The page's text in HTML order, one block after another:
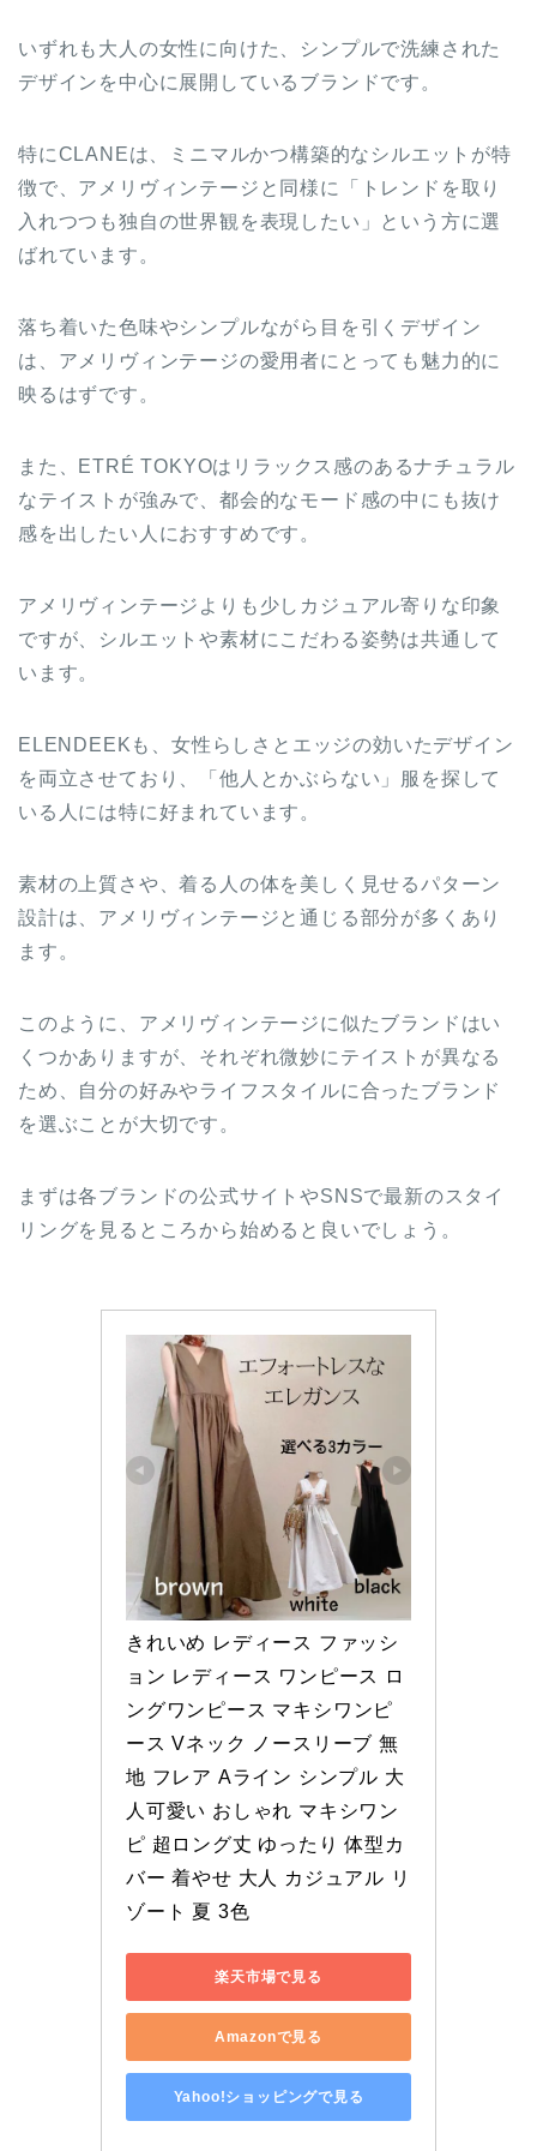
いずれも大人の女性に向けた、シンプルで洗練された
デザインを中心に展開しているブランドです。
特にCLANEは、ミニマルかつ構築的なシルエットが特
徴で、アメリヴィンテージと同様に「トレンドを取り
入れつつも独自の世界観を表現したい」という方に選
ばれています。
落ち着いた色味やシンプルながら目を引くデザイン
は、アメリヴィンテージの愛用者にとっても魅力的に
映るはずです。
また、ETRÉ TOKYOはリラックス感のあるナチュラル
なテイストが強みで、都会的なモード感の中にも抜け
感を出したい人におすすめです。
アメリヴィンテージよりも少しカジュアル寄りな印象
ですが、シルエットや素材にこだわる姿勢は共通して
います。
ELENDEEKも、女性らしさとエッジの効いたデザイン
を両立させており、「他人とかぶらない」服を探して
いる人には特に好まれています。
素材の上質さや、着る人の体を美しく見せるパターン
設計は、アメリヴィンテージと通じる部分が多くあり
ます。
このように、アメリヴィンテージに似たブランドはい
くつかありますが、それぞれ微妙にテイストが異なる
ため、自分の好みやライフスタイルに合ったブランド
を選ぶことが大切です。
まずは各ブランドの公式サイトやSNSで最新のスタイ
リングを見るところから始めると良いでしょう。
きれいめ レディース ファッシ
ョン レディース ワンピース ロ
ングワンピース マキシワンピ
ース Vネック ノースリーブ 無
地 フレア Aライン シンプル 大
人可愛い おしゃれ マキシワン
ピ 超ロング丈 ゆったり 体型カ
バー 着やせ 大人 カジュアル リ
ゾート 夏 3色
楽天市場で見る
Amazonで見る
Yahoo!ショッピングで見る